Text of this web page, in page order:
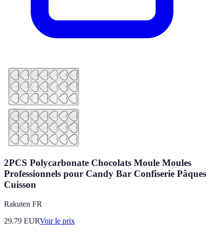
2PCS Polycarbonate Chocolats Moule Moules
Professionnels pour Candy Bar Confiserie Pâques
Cuisson
Rakuten FR
29.79 EURVoir le prix